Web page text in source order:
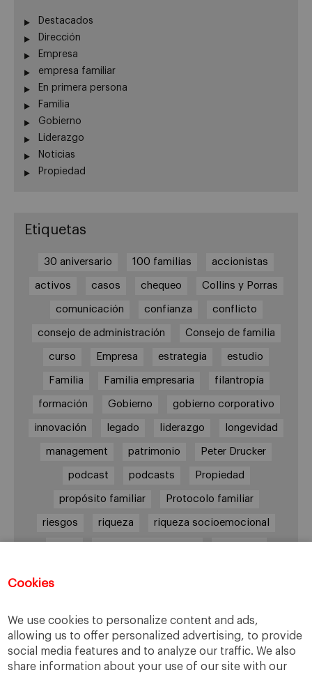
Cookies
We use cookies to personalize content and ads,
allowing us to offer personalized advertising, to provide
social media features and to analyze our traffic. We also
share information about your use of our site with our
Destacados
Dirección
Empresa
empresa familiar
En primera persona
Familia
Gobierno
Liderazgo
Noticias
Propiedad
Etiquetas
30 aniversario 100 familias accionistas
activos casos chequeo Collins y Porras
comunicación confianza conflicto
consejo de administración Consejo de familia
curso Empresa estrategia estudio
Familia Familia empresaria filantropía
formación Gobierno gobierno corporativo
innovación legado liderazgo longevidad
management patrimonio Peter Drucker
podcast podcasts Propiedad
propósito familiar Protocolo familiar
riesgos riqueza riqueza socioemocional
Enlaces